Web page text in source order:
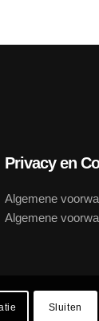
Privacy en
Algemene
Algemene
Sluiten